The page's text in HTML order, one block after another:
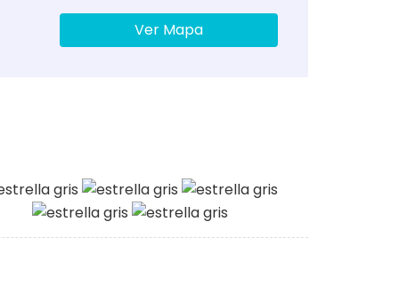
Ver Mapa